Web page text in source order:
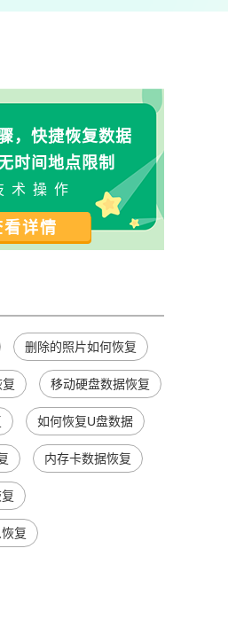
，快捷恢复数据
时间地点限制
术操作
看详情
删除的照片如何恢复
移动硬盘数据恢复
如何恢复U盘数据
内存卡数据恢复
复